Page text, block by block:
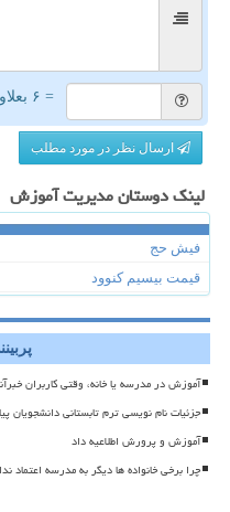
= ۶ بعلاوه ۳
ارسال نظر در مورد مطلب
لینک دوستان مدیریت آموزش
فیش حج
قیمت بیسیم کنوود
آموزش در مدرسه یا خانه، وقتی کاربران
جزئیات نام نویسی ترم تابستانی دانشجویان
آموزش و پرورش اطلاعیه داد
چرا برخی خانواده ها دیگر به مدرسه اعتماد